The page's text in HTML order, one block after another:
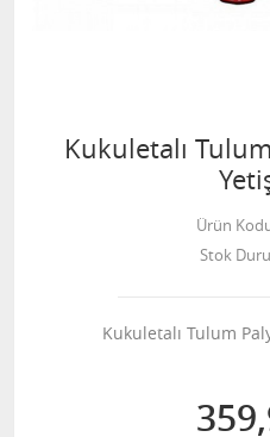
Kukuletalı
Ürün
Stok
Kukuletalı Tulum